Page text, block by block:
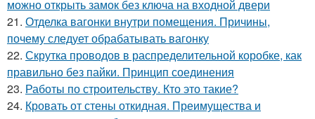
можно открыть замок без ключа на входной двери
21. Отделка вагонки внутри помещения. Причины,
почему следует обрабатывать вагонку
22. Скрутка проводов в распределительной коробке, как
правильно без пайки. Принцип соединения
23. Работы по строительству. Кто это такие?
24. Кровать от стены откидная. Преимущества и